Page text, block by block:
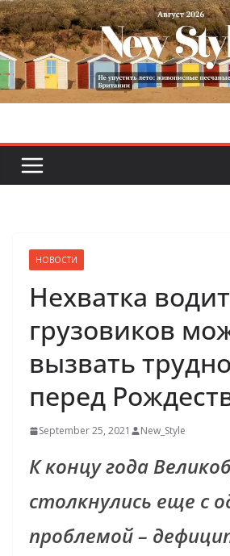
Skip
to
content
НОВОСТИ
Нехватка
грузовиков
вызвать
перед
September 25, 2021 New_Style
К концу года
столкнулись еще с
проблемой –